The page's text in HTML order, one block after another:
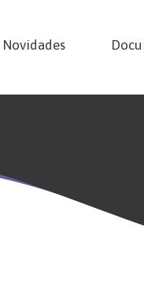
Novidades